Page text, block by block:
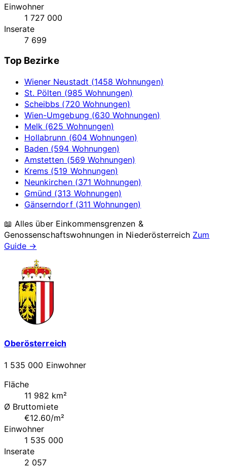
Einwohner
1 727 000
Inserate
7 699
Top Bezirke
Wiener Neustadt (1458 Wohnungen)
St. Pölten (985 Wohnungen)
Scheibbs (720 Wohnungen)
Wien-Umgebung (630 Wohnungen)
Melk (625 Wohnungen)
Hollabrunn (604 Wohnungen)
Baden (594 Wohnungen)
Amstetten (569 Wohnungen)
Krems (519 Wohnungen)
Neunkirchen (371 Wohnungen)
Gmünd (313 Wohnungen)
Gänserndorf (311 Wohnungen)
📖 Alles über Einkommensgrenzen &
Genossenschaftswohnungen in Niederösterreich Zum
Guide →
Oberösterreich
1 535 000 Einwohner
Fläche
11 982 km²
Ø Bruttomiete
€12.60/m²
Einwohner
1 535 000
Inserate
2 057